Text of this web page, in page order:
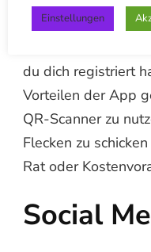
Ein € 10
du dich registriert
Vorteilen der App
QR-Scanner zu
Flecken zu
Rat oder
Social
Einstellungen